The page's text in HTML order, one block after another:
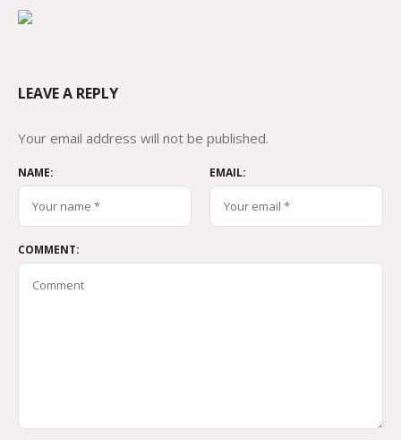
LEAVE A REPLY
Your email address will not be published.
NAME: EMAIL:
COMMENT: